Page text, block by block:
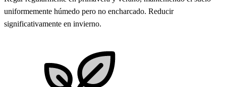
uniformemente húmedo pero no encharcado. Reducir
significativamente en invierno.